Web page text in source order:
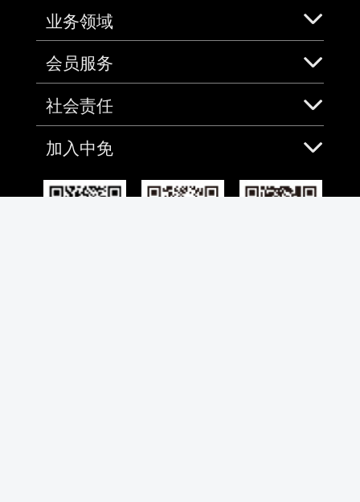
业务领域
会员服务
社会责任
加入中免